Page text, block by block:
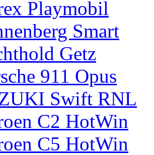
Playmobil
Smart
Getz
911 Opus
Swift RNL
C2 HotWin
C5 HotWin